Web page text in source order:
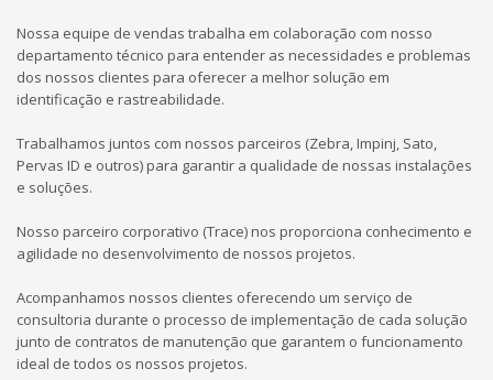
Nossa equipe de vendas trabalha em colaboração com nosso
departamento técnico para entender as necessidades e problemas
dos nossos clientes para oferecer a melhor solução em
identificação e rastreabilidade.
Trabalhamos juntos com nossos parceiros (Zebra, Impinj, Sato,
Pervas ID e outros) para garantir a qualidade de nossas instalações
e soluções.
Nosso parceiro corporativo (Trace) nos proporciona conhecimento e
agilidade no desenvolvimento de nossos projetos.
Acompanhamos nossos clientes oferecendo um serviço de
consultoria durante o processo de implementação de cada solução
junto de contratos de manutenção que garantem o funcionamento
ideal de todos os nossos projetos.